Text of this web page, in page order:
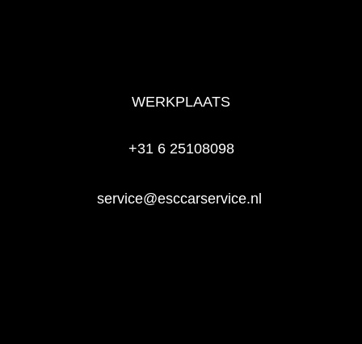
WERKPLAATS
+31 6 25108098
service@esccarservice.nl